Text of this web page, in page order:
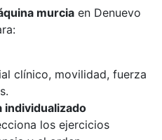
murcia en Denuevo
clínico, movilidad, fuerza
individualizado
los ejercicios